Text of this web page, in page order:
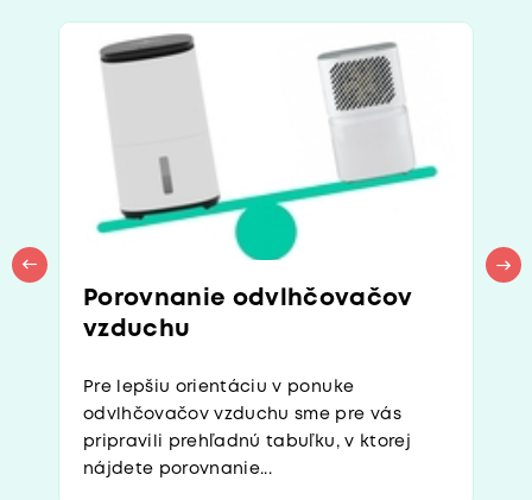
Porovnanie odvlhčovačov
vzduchu
Pre lepšiu orientáciu v ponuke
odvlhčovačov vzduchu sme pre vás
pripravili prehľadnú tabuľku, v ktorej
nájdete porovnanie...